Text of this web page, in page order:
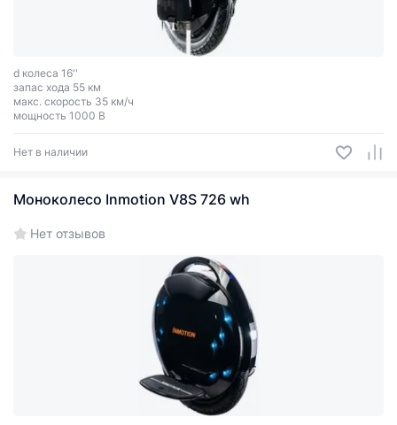
d колеса 16''
запас хода 55 км
макс. скорость 35 км/ч
мощность 1000 В
Нет в наличии
Моноколесо Inmotion V8S 726 wh
Нет отзывов